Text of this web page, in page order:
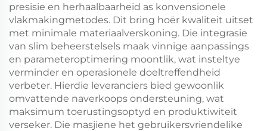
presisie en herhaalbaarheid as konvensionele
vlakmakingmetodes. Dit bring hoër kwaliteit uitset
met minimale materiaalverskoning. Die integrasie
van slim beheerstelsels maak vinnige aanpassings
en parameteroptimering moontlik, wat insteltye
verminder en operasionele doeltreffendheid
verbeter. Hierdie leveranciers bied gewoonlik
omvattende naverkoops ondersteuning, wat
maksimum toerustingsoptyd en produktiwiteit
verseker. Die masjiene het gebruikersvriendelike